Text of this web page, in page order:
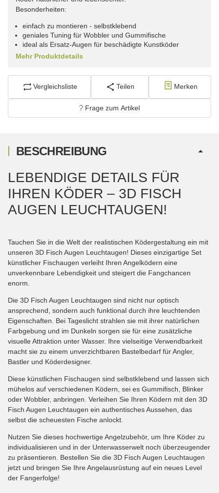
Besonderheiten:
einfach zu montieren - selbstklebend
geniales Tuning für Wobbler und Gummifische
ideal als Ersatz-Augen für beschädigte Kunstköder
Mehr Produktdetails
Vergleichsliste Teilen Merken
Frage zum Artikel
BESCHREIBUNG
LEBENDIGE DETAILS FÜR
IHREN KÖDER – 3D FISCH
AUGEN LEUCHTAUGEN!
Tauchen Sie in die Welt der realistischen Ködergestaltung ein mit
unseren 3D Fisch Augen Leuchtaugen! Dieses einzigartige Set
künstlicher Fischaugen verleiht Ihren Angelködern eine
unverkennbare Lebendigkeit und steigert die Fangchancen
enorm.
Die 3D Fisch Augen Leuchtaugen sind nicht nur optisch
ansprechend, sondern auch funktional durch ihre leuchtenden
Eigenschaften. Bei Tageslicht strahlen sie mit ihrer natürlichen
Farbgebung und im Dunkeln sorgen sie für eine zusätzliche
visuelle Attraktion unter Wasser. Ihre vielseitige Verwendbarkeit
macht sie zu einem unverzichtbaren Bastelbedarf für Angler,
Bastler und Köderdesigner.
Diese künstlichen Fischaugen sind selbstklebend und lassen sich
mühelos auf verschiedenen Ködern, sei es Gummifisch, Blinker
oder Wobbler, anbringen. Verleihen Sie Ihren Ködern mit den 3D
Fisch Augen Leuchtaugen ein authentisches Aussehen, das
selbst die scheuesten Fische anlockt.
Nutzen Sie dieses hochwertige Angelzubehör, um Ihre Köder zu
individualisieren und in der Unterwasserwelt noch überzeugender
zu präsentieren. Bestellen Sie die 3D Fisch Augen Leuchtaugen
jetzt und bringen Sie Ihre Angelausrüstung auf ein neues Level
der Fangerfolge!